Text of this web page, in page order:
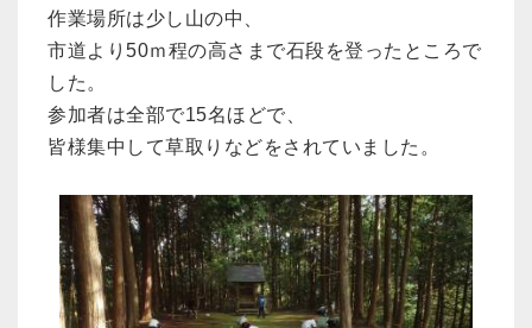
作業場所は少し山の中、
市道より50ｍ程の高さまで石段を登ったところで
した。
参加者は全部で15名ほどで、
皆様集中して草取りなどをされていました。